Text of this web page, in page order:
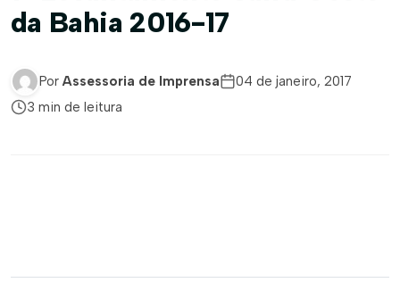
da Bahia 2016-17
Por Assessoria de Imprensa
04 de janeiro, 2017
3 min de leitura